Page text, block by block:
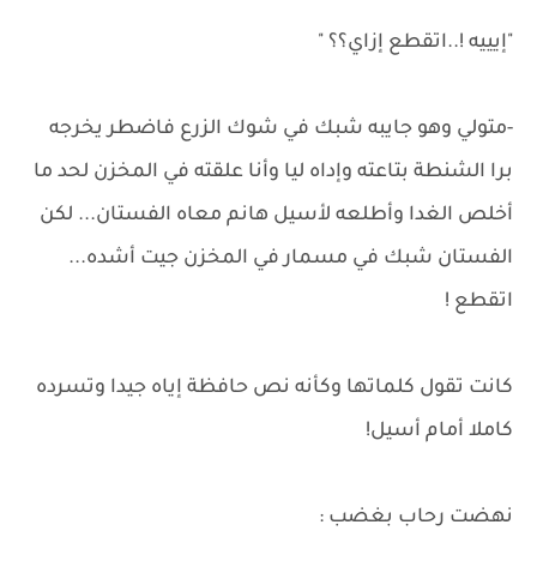
"إيييه !..اتقطع إزاي؟؟ "
-متولي وهو جايبه شبك في شوك الزرع فاضطر يخرجه
برا الشنطة بتاعته وإداه ليا وأنا علقته في المخزن لحد ما
أخلص الغدا وأطلعه لأسيل هانم معاه الفستان... لكن
الفستان شبك في مسمار في المخزن جيت أشده...
اتقطع !
كانت تقول كلماتها وكأنه نص حافظة إياه جيدا وتسرده
كاملا أمام أسيل!
نهضت رحاب بغضب :